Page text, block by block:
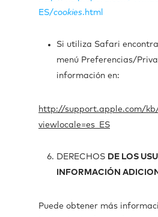
ES/cookies.html
Si utiliza Safari
menú Preferencias/
información en:
http://support.apple.com/kb/
viewlocale=es_ES
DERECHOS DE LOS
INFORMACIÓN
Puede obtener más